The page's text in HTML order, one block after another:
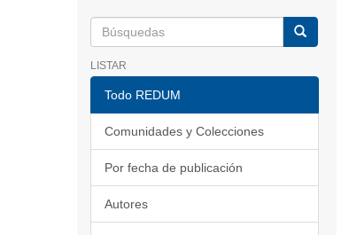
LISTAR
Todo REDUM
Comunidades y Colecciones
Por fecha de publicación
Autores